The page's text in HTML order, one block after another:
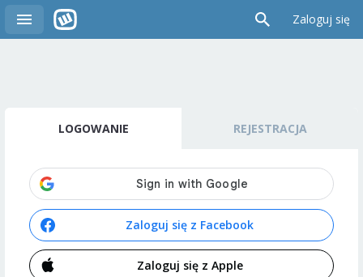
Zaloguj się
LOGOWANIE REJESTRACJA
Zaloguj się z Facebook
Zaloguj się z Apple